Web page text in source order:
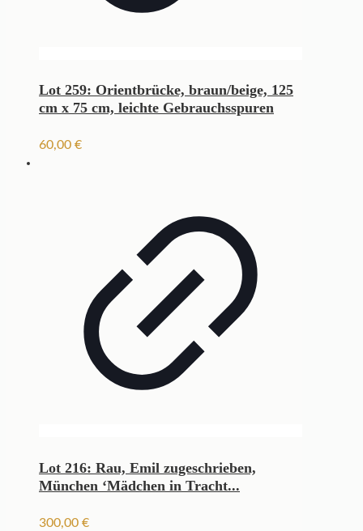
Lot 259: Orientbrücke, braun/beige, 125
cm x 75 cm, leichte Gebrauchsspuren
60,00 €
Lot 216: Rau, Emil zugeschrieben,
München ‘Mädchen in Tracht...
300,00 €